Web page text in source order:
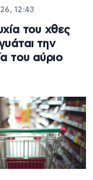
12:43
του χθες
την
του αύριο